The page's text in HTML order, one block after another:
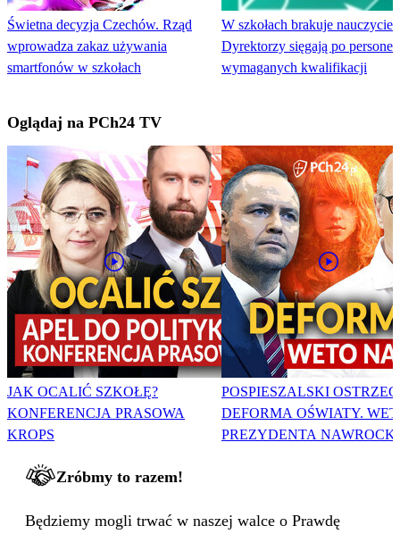
Świetna decyzja Czechów. Rząd
wprowadza zakaz używania
smartfonów w szkołach
W szkołach brakuje
Dyrektorzy sięgają po personel
wymaganych kwalifikacji
Oglądaj na PCh24 TV
JAK OCALIĆ SZKOŁĘ?
KONFERENCJA PRASOWA
KROPS
POSPIESZALSKI
DEFORMA OŚWIATY.
PREZYDENTA
Zróbmy to razem!
Będziemy mogli trwać w naszej walce o Prawdę